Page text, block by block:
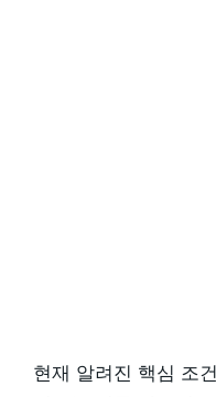
현재 알려진 핵심 조